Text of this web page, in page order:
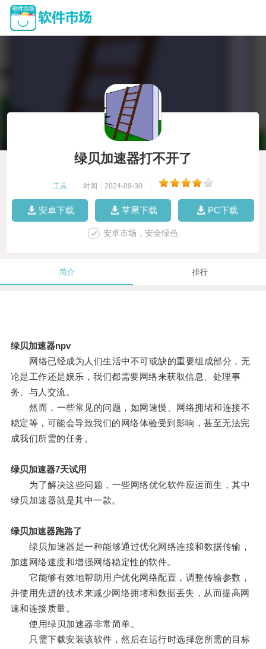
绿贝加速器打不开了
工具 时间：2024-09-30
安卓下载 苹果下载 PC下载
安卓市场，安全绿色
简介 排行
绿贝加速器npv
网络已经成为人们生活中不可或缺的重要组成部分，无
论是工作还是娱乐，我们都需要网络来获取信息、处理事
务、与人交流。
然而，一些常见的问题，如网速慢、网络拥堵和连接不
稳定等，可能会导致我们的网络体验受到影响，甚至无法完
成我们所需的任务。
绿贝加速器7天试用
为了解决这些问题，一些网络优化软件应运而生，其中
绿贝加速器就是其中一款。
绿贝加速器跑路了
绿贝加速器是一种能够通过优化网络连接和数据传输，
加速网络速度和增强网络稳定性的软件。
它能够有效地帮助用户优化网络配置，调整传输参数，
并使用先进的技术来减少网络拥堵和数据丢失，从而提高网
速和连接质量。
使用绿贝加速器非常简单。
只需下载安装该软件，然后在运行时选择您所需的目标